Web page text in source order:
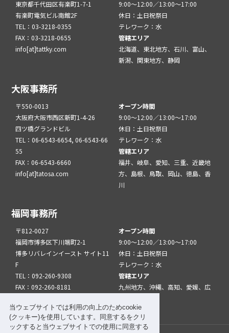
当ウェブサイトでは利用の向上のためcookie
(クッキー)を使用しています。同意するをクリ
ックすると当ウェブサイトでの使用に同意する
東京都千代田区有楽町1-7-1
有楽町電気ビル南館2F
TEL：03-3218-0355
FAX：03-3218-0655
info[at]tattky.com
9:00～12:00／13:00～17:00
休日：土日祝祭日
テレワーク：水
管轄エリア
北海道、東北地方、石川、富山、
新潟、関東地方、静岡
大阪事務所
〒550-0013
大阪府大阪市西区新町1-4-26
四ツ橋グランドビル
TEL：06-6543-6654, 06-6543-66
55
FAX：06-6543-6660
info[at]tatosa.com
オープン時間
9:00～12:00／13:00～17:00
休日：土日祝祭日
テレワーク：水
管轄エリア
福井、岐阜、愛知、三重、近畿地
方、島根、鳥取、岡山、徳島、香
川
福岡事務所
〒812-0027
福岡市博多区下川端町2-1
博多リバレインイースト サイト11
F
TEL：092-260-9308
FAX：092-260-8181
オープン時間
9:00～12:00／13:00～17:00
休日：土日祝祭日
テレワーク：水
管轄エリア
九州地方、沖縄、高知、愛媛、広